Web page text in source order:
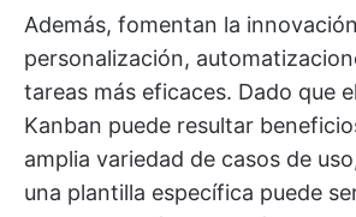
Además, fomentan la
personalización,
tareas más eficaces. Dado que
Kanban puede resultar
amplia variedad de casos de
una plantilla específica puede